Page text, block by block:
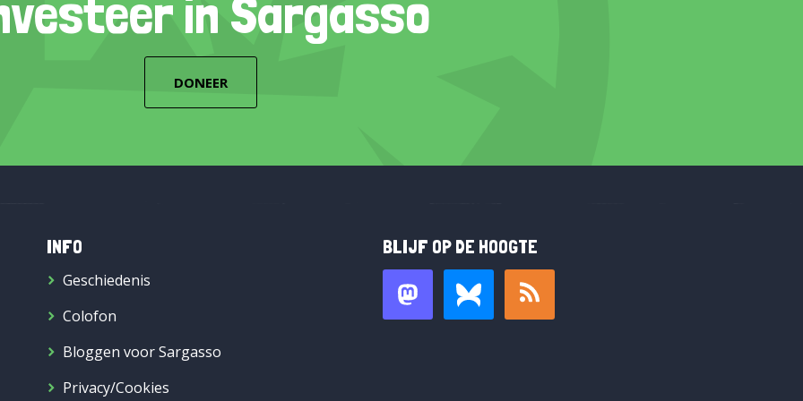
in Sargasso
DONEER
INFO
Geschiedenis
Colofon
Bloggen voor Sargasso
Privacy/Cookies
BLIJF OP DE HOOGTE